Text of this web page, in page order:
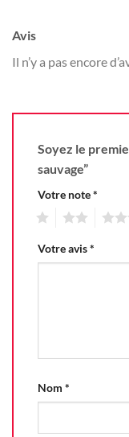
Avis
Il n’y a pas encore
Soyez le
sauvage”
Votre note*
Votre avis*
Nom *